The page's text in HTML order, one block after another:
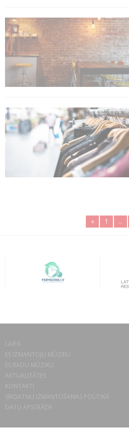
« 1 ..
LAIPA
ES IZMANTOJU MŪZIKU
ES RADU MŪZIKU
AKTUALITĀTES
KONTAKTI
SĪKDATŅU IZMANTOŠANAS POLITIKA
DATU APSTRĀDE